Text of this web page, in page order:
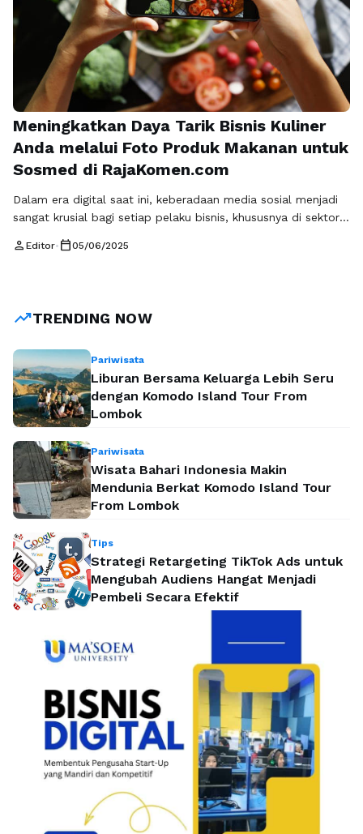
Meningkatkan Daya Tarik Bisnis Kuliner
Anda melalui Foto Produk Makanan untuk
Sosmed di RajaKomen.com
Dalam era digital saat ini, keberadaan media sosial menjadi
sangat krusial bagi setiap pelaku bisnis, khususnya di sektor
perhatian konsumen adalah Foto produk makanan untuk
makanan …Baca Selengkapnya
person Editor• calendar_today05/06/2025
trending_upTRENDING NOW
Pariwisata
Liburan Bersama Keluarga Lebih Seru
dengan Komodo Island Tour From
Lombok
Pariwisata
Wisata Bahari Indonesia Makin
Mendunia Berkat Komodo Island Tour
From Lombok
Tips
Strategi Retargeting TikTok Ads untuk
Mengubah Audiens Hangat Menjadi
Pembeli Secara Efektif